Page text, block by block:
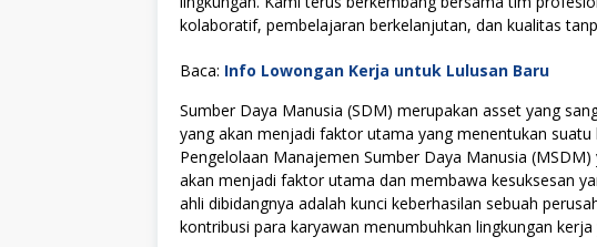
kolaboratif, pembelajaran berkelanjutan, dan kualitas
Baca: Info Lowongan Kerja untuk Lulusan Baru
Sumber Daya Manusia (SDM) merupakan asset yang
yang akan menjadi faktor utama yang menentukan
Pengelolaan Manajemen Sumber Daya Manusia
akan menjadi faktor utama dan membawa kesuksesan
ahli dibidangnya adalah kunci keberhasilan sebuah
kontribusi para karyawan menumbuhkan lingkungan